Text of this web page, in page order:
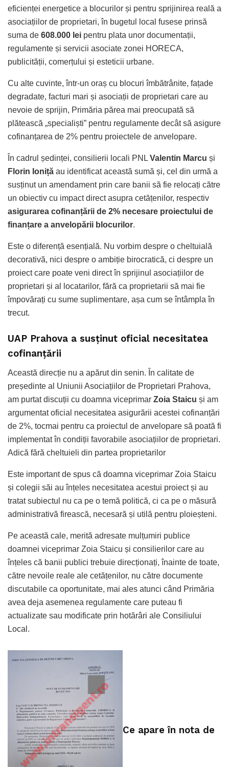
eficienței energetice a blocurilor și pentru sprijinirea reală a
asociațiilor de proprietari, în bugetul local fusese prinsă
suma de 608.000 lei pentru plata unor documentații,
regulamente și servicii asociate zonei HORECA,
publicității, comerțului și esteticii urbane.
Cu alte cuvinte, într-un oraș cu blocuri îmbătrânite, fațade
degradate, facturi mari și asociații de proprietari care au
nevoie de sprijin, Primăria părea mai preocupată să
plătească „specialiști” pentru regulamente decât să asigure
cofinanțarea de 2% pentru proiectele de anvelopare.
În cadrul ședinței, consilierii locali PNL Valentin Marcu și
Florin Ioniță au identificat această sumă și, cel din urmă a
susținut un amendament prin care banii să fie relocați către
un obiectiv cu impact direct asupra cetățenilor, respectiv
asigurarea cofinanțării de 2% necesare proiectului de
finanțare a anvelopării blocurilor.
Este o diferență esențială. Nu vorbim despre o cheltuială
decorativă, nici despre o ambiție birocratică, ci despre un
proiect care poate veni direct în sprijinul asociațiilor de
proprietari și al locatarilor, fără ca proprietarii să mai fie
împovărați cu sume suplimentare, așa cum se întâmpla în
trecut.
UAP Prahova a susținut oficial necesitatea
cofinanțării
Această direcție nu a apărut din senin. În calitate de
președinte al Uniunii Asociațiilor de Proprietari Prahova,
am purtat discuții cu doamna viceprimar Zoia Staicu și am
argumentat oficial necesitatea asigurării acestei cofinanțări
de 2%, tocmai pentru ca proiectul de anvelopare să poată fi
implementat în condiții favorabile asociațiilor de proprietari.
Adică fără cheltuieli din partea proprietarilor
Este important de spus că doamna viceprimar Zoia Staicu
și colegii săi au înțeles necesitatea acestui proiect și au
tratat subiectul nu ca pe o temă politică, ci ca pe o măsură
administrativă firească, necesară și utilă pentru ploieșteni.
Pe această cale, merită adresate mulțumiri publice
doamnei viceprimar Zoia Staicu și consilierilor care au
înțeles că banii publici trebuie direcționați, înainte de toate,
către nevoile reale ale cetățenilor, nu către documente
discutabile ca oportunitate, mai ales atunci când Primăria
avea deja asemenea regulamente care puteau fi
actualizate sau modificate prin hotărâri ale Consiliului
Local.
Ce apare în nota de